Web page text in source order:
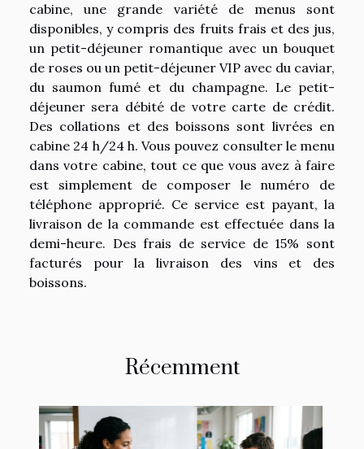
cabine, une grande variété de menus sont
disponibles, y compris des fruits frais et des jus,
un petit-déjeuner romantique avec un bouquet
de roses ou un petit-déjeuner VIP avec du caviar,
du saumon fumé et du champagne. Le petit-
déjeuner sera débité de votre carte de crédit.
Des collations et des boissons sont livrées en
cabine 24 h/24 h. Vous pouvez consulter le menu
dans votre cabine, tout ce que vous avez à faire
est simplement de composer le numéro de
téléphone approprié. Ce service est payant, la
livraison de la commande est effectuée dans la
demi-heure. Des frais de service de 15% sont
facturés pour la livraison des vins et des
boissons.
Récemment